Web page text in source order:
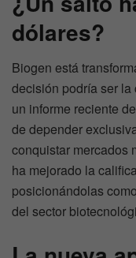
dólares?
Biogen está
decisión podría ser
un informe reciente
de depender
conquistar mercados
ha mejorado la
posicionándolas
del sector